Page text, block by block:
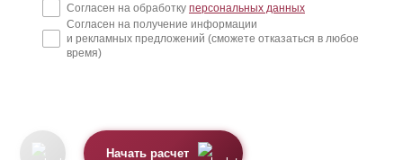
Согласен на обработку персональных данных
Согласен на получение информации
и рекламных предложений (сможете отказаться в любое
время)
Начать расчет